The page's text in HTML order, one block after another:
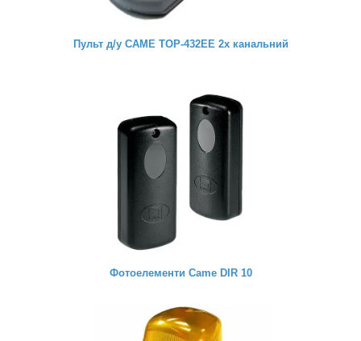
Пульт д/у CAME TOP-432EE 2х канальний
Фотоелементи Came DIR 10